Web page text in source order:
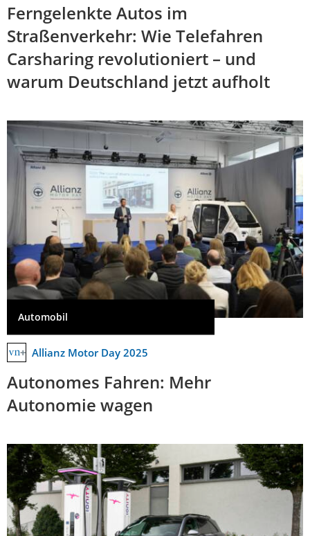
Ferngelenkte Autos im
Straßenverkehr: Wie Telefahren
Carsharing revolutioniert – und
warum Deutschland jetzt aufholt
Automobil
Allianz Motor Day 2025
Autonomes Fahren: Mehr
Autonomie wagen